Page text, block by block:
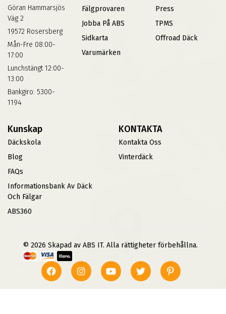
Göran Hammarsjös
Väg 2
19572 Rosersberg
Mån-Fre 08:00-
17:00
Lunchstängt 12:00-
13:00
Bankgiro: 5300-
1194
Fälgprovaren
Jobba På ABS
Sidkarta
Varumärken
Press
TPMS
Offroad Däck
Kunskap
Däckskola
Blog
FAQs
Informationsbank Av Däck
Och Fälgar
ABS360
KONTAKTA
Kontakta Oss
Vinterdäck
© 2026 Skapad av ABS IT. Alla rättigheter förbehållna.